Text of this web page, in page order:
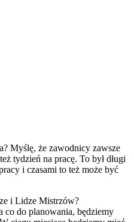
Myślę, że zawodnicy zawsze
tydzień na pracę. To był długi
i czasami to też może być
i Lidze Mistrzów?
co do planowania, będziemy